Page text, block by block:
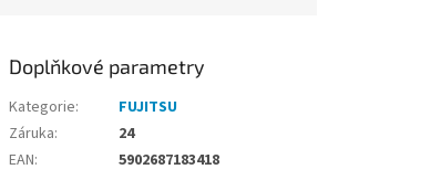
Doplňkové parametry
Kategorie:
FUJITSU
Záruka:
24
EAN:
5902687183418